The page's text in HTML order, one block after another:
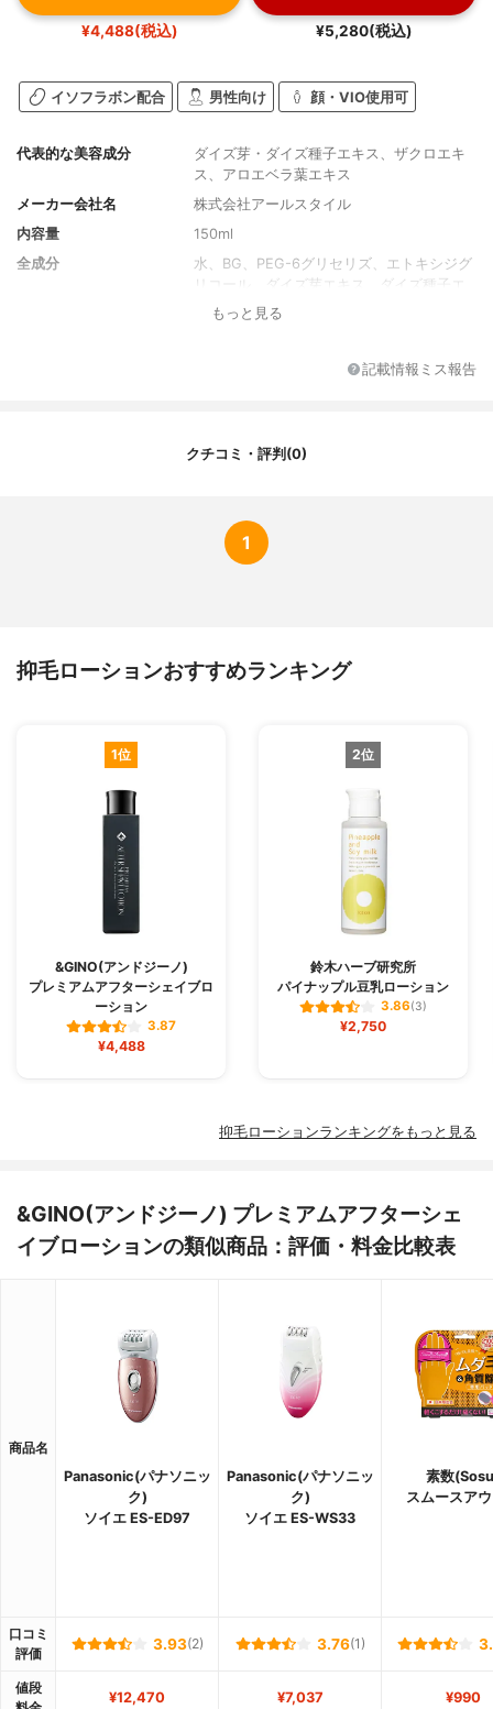
¥4,488(税込) ¥5,280(税込)
イソフラボン配合 男性向け 顔・VIO使用可
代表的な美容成分
ダイズ芽・ダイズ種子エキス、ザクロエキ
ス、アロエベラ葉エキス
メーカー会社名
株式会社アールスタイル
内容量
150ml
全成分
水、BG、PEG-6グリセリズ、エトキシジグ
リコール、ダイズ芽エキス、ダイズ種子エ
キス、クズ根エキス、ザクロエキス、アロ
ミノカプロン酸、1-メチルヒダントインｰ2ｰ
ン、香料
もっと見る
記載情報ミス報告
クチコミ・評判(0)
1
抑毛ローションおすすめランキング
1位
&GINO(アンドジーノ)
プレミアムアフターシェイブロ
ーション
3.87
¥4,488
2位
鈴木ハーブ研究所
パイナップル豆乳ローション
3.86(3)
¥2,750
抑毛ローションランキングをもっと見る
&GINO(アンドジーノ) プレミアムアフターシェ
イブローションの類似商品：評価・料金比較表
商品名
Panasonic(パナソニッ
ク)
ソイエ ES-ED97
Panasonic(パナソニッ
ク)
ソイエ ES-WS33
素数
スムースア
口コミ
評価
3.93(2) 3.76(1)
値段
¥12,470 ¥7,037 ¥990